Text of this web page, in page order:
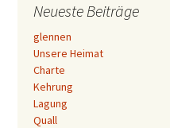
Neueste Beiträge
glennen
Unsere Heimat
Charte
Kehrung
Lagung
Quall